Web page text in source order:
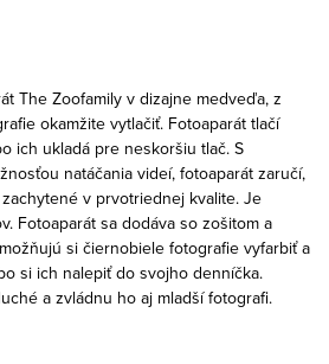
The Zoofamily v dizajne medveďa, z
okamžite vytlačiť. Fotoaparát tlačí
ich ukladá pre neskoršiu tlač. S
natáčania videí, fotoaparát zaručí,
v prvotriednej kvalite. Je
Fotoaparát sa dodáva so zošitom a
si čiernobiele fotografie vyfarbiť a
si ich nalepiť do svojho denníčka.
a zvládnu ho aj mladší fotografi.